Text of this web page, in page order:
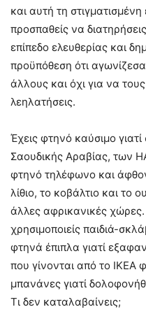
και αυτή τη
προσπαθείς να
επίπεδο ελευθερίας και
προϋπόθεση ότι
άλλους και όχι για να
λεηλατήσεις.
Έχεις φτηνό καύσιμο
Σαουδικής Αραβίας, των
φτηνό τηλέφωνο και
λίθιο, το κοβάλτιο και το
άλλες αφρικανικές
χρησιμοποιείς παιδιά-
φτηνά έπιπλα γιατί
που γίνονται από το ΙΚΕΑ
μπανάνες γιατί
Τι δεν καταλαβαίνεις;